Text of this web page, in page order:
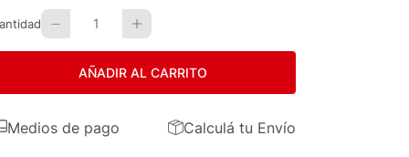
1
AÑADIR AL CARRITO
Medios de pago Calculá tu Envío